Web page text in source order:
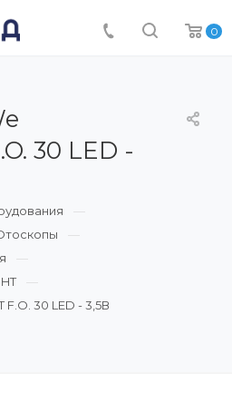
0
30 LED -
30 LED - 3,5В